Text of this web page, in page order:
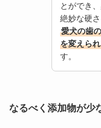
とができ
絶妙な硬
愛犬の歯
を変えら
す。
なるべく添加物が少